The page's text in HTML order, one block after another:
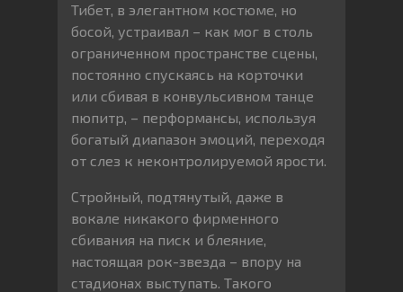
Тибет, в элегантном костюме, но
босой, устраивал – как мог в столь
ограниченном пространстве сцены,
постоянно спускаясь на корточки
или сбивая в конвульсивном танце
пюпитр, – перформансы, используя
богатый диапазон эмоций, переходя
от слез к неконтролируемой ярости.
Стройный, подтянутый, даже в
вокале никакого фирменного
сбивания на писк и блеяние,
настоящая рок-звезда – впору на
стадионах выступать. Такого